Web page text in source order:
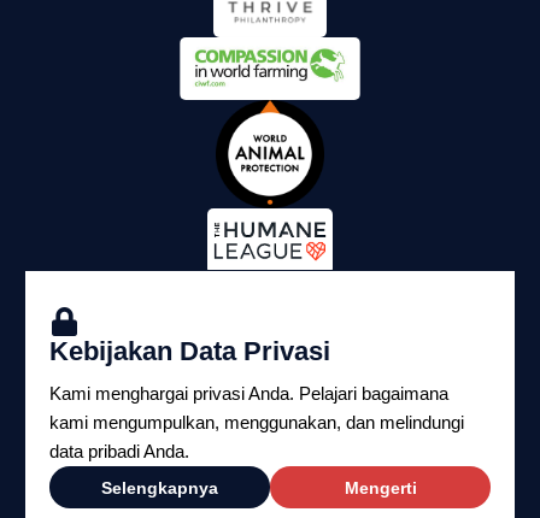
Copyright ©2026 Yayasan Perlindungan Hukum
Kebijakan Data Privasi
Kami menghargai privasi Anda. Pelajari bagaimana
kami mengumpulkan, menggunakan, dan melindungi
data pribadi Anda.
Selengkapnya Mengerti